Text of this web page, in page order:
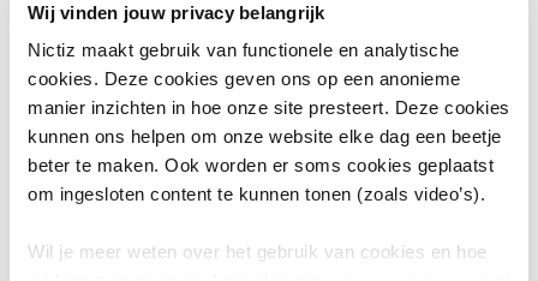
Wij vinden jouw privacy belangrijk
Nictiz maakt gebruik van functionele en analytische
cookies. Deze cookies geven ons op een anonieme
manier inzichten in hoe onze site presteert. Deze cookies
kunnen ons helpen om onze website elke dag een beetje
beter te maken. Ook worden er soms cookies geplaatst
om ingesloten content te kunnen tonen (zoals video’s).
Wil je meer weten over het gebruik van cookies en hoe
contra-indicatie samengevoegd.
​De omschrijving van contra-indicatie Endometriumcarcinoom is
aangepast. Deze contra-indicatie geldt voor vrouwen die een
baarmoedersparendebehandeling hebben ondergaan.
Communiceren in ‘dezelfde taal’
ze verschillende codestelsels gebruiken om contra-indicaties vast te